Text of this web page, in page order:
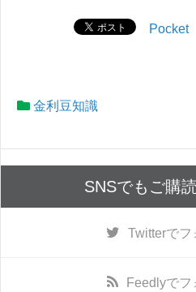
Pocket
金利豆知識
SNSでもご購
Twitterでフ
Feedlyでフ